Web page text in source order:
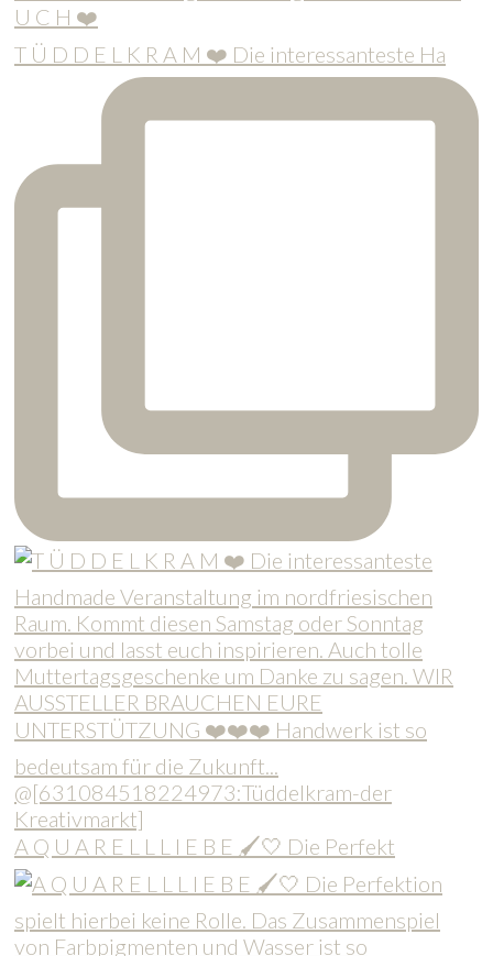
T Ü D D E L K R A M ❤️ Die interessanteste Ha
A Q U A R E L L L I E B E 🖌️🤍 Die Perfekt